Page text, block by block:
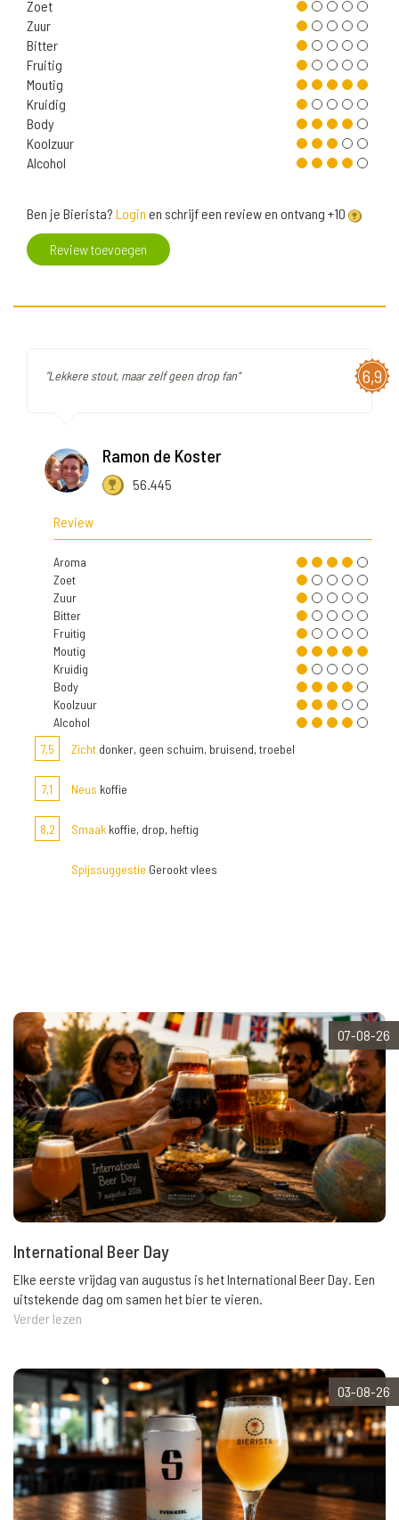
Zoet
Zuur
Bitter
Fruitig
Moutig
Kruidig
Body
Koolzuur
Alcohol
Ben je Bierista? Login en schrijf een review en ontvang +10
Review toevoegen
6,9
"Lekkere stout, maar zelf geen drop fan"
Ramon de Koster
56.445
Review
Aroma
Zoet
Zuur
Bitter
Fruitig
Moutig
Kruidig
Body
Koolzuur
Alcohol
7,5
Zicht donker, geen schuim, bruisend, troebel
7,1 Neus koffie
8,2 Smaak koffie, drop, heftig
Spijssuggestie Gerookt vlees
07-08-26
International Beer Day
Elke eerste vrijdag van augustus is het International Beer Day. Een
uitstekende dag om samen het bier te vieren.
Verder lezen
03-08-26